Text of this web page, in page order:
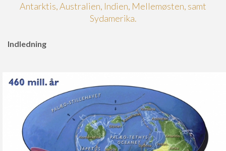
Antarktis, Australien, Indien, Mellemøsten, samt
Sydamerika.
Indledning